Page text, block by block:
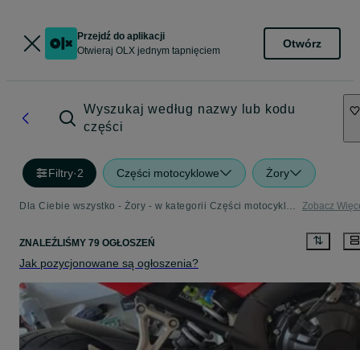
Przejdź do aplikacji
Otwieraj OLX jednym tapnięciem
Otwórz
Wyszukaj według nazwy lub kodu
części
Filtry·2 Części motocyklowe Żory
Dla Ciebie wszystko - Żory - w kategorii Części motocyklowe Zobacz
ZNALEŹLIŚMY 79 OGŁOSZEŃ
Jak pozycjonowane są ogłoszenia?